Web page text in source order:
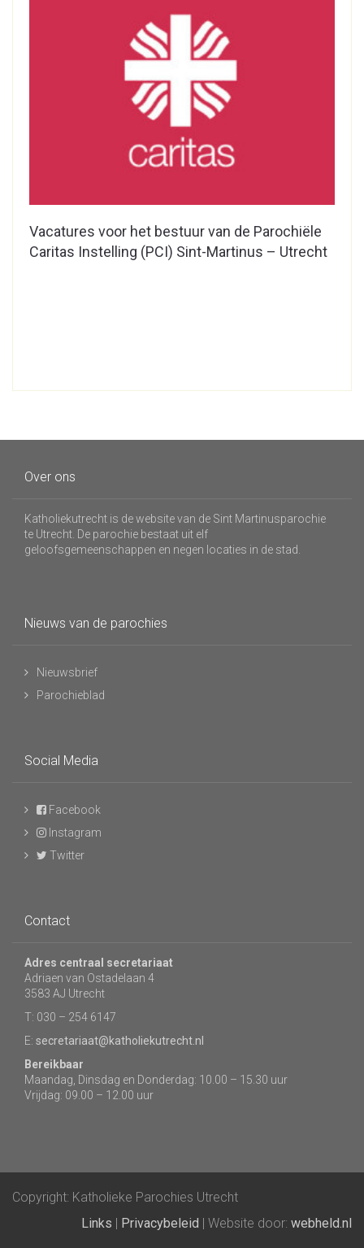
Vacatures voor het bestuur van de Parochiële
Caritas Instelling (PCI) Sint-Martinus – Utrecht
Over ons
Katholiekutrecht is de website van de Sint Martinusparochie
te Utrecht. De parochie bestaat uit elf
geloofsgemeenschappen en negen locaties in de stad.
Nieuws van de parochies
Nieuwsbrief
Parochieblad
Social Media
Facebook
Instagram
Twitter
Contact
Adres centraal secretariaat
Adriaen van Ostadelaan 4
3583 AJ Utrecht
T: 030 – 254 6147
E: secretariaat@katholiekutrecht.nl
Bereikbaar
Maandag, Dinsdag en Donderdag: 10.00 – 15.30 uur
Vrijdag: 09.00 – 12.00 uur
Copyright: Katholieke Parochies Utrecht
Links
Privacybeleid | Website door: webheld.nl